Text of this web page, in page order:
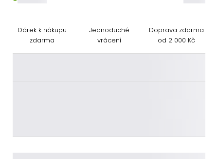
Dárek k nákupu
zdarma
Jednoduché
vrácení
Doprava zdarma
od 2 000 Kč